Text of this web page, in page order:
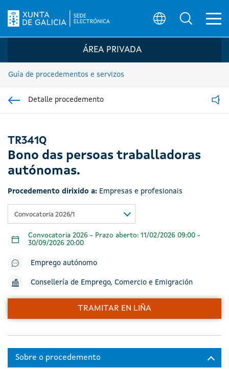
Logo da Sede electrónica da Xunta de
ÁREA PRIVADA
Guía de procedementos e servizos
Detalle procedemento
TR341Q
Bono das persoas traballadoras
autónomas.
Procedemento dirixido a: Empresas e profesionais
Convocatoria 2026/1
Convocatoria 2026 - Prazo aberto: 11/02/2026 09:00 -
30/09/2026 20:00
Emprego autónomo
Consellería de Emprego, Comercio e Emigración
TRAMITAR EN LIÑA